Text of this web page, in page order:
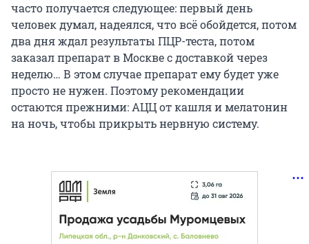
часто получается следующее: первый день
человек думал, надеялся, что всё обойдется, потом
два дня ждал результаты ПЦР-теста, потом
заказал препарат в Москве с доставкой через
неделю… В этом случае препарат ему будет уже
просто не нужен. Поэтому рекомендации
остаются прежними: АЦЦ от кашля и мелатонин
на ночь, чтобы прикрыть нервную систему.